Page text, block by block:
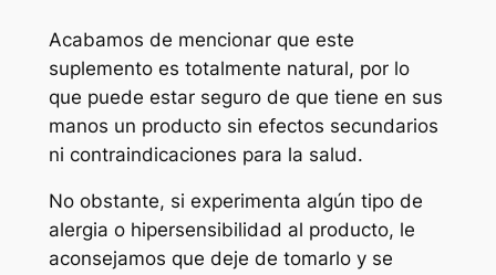
Acabamos de mencionar que este
suplemento es totalmente natural, por lo
que puede estar seguro de que tiene en sus
manos un producto sin efectos secundarios
ni contraindicaciones para la salud.
No obstante, si experimenta algún tipo de
alergia o hipersensibilidad al producto, le
aconsejamos que deje de tomarlo y se